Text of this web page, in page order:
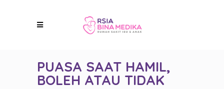
PUASA SAAT HAMIL,
BOLEH ATAU TIDAK